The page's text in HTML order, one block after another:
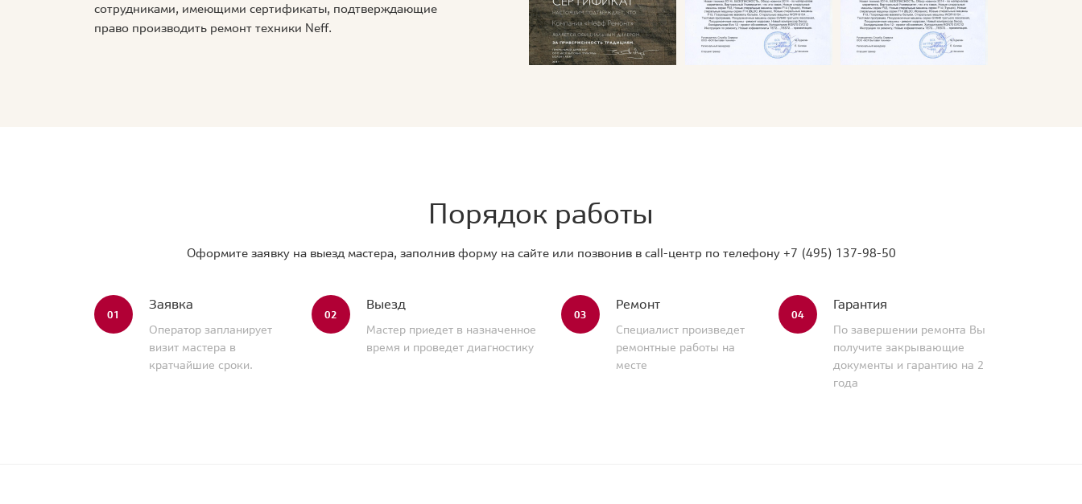
сотрудниками, имеющими сертификаты, подтверждающие
право производить ремонт техники Neff.
Порядок работы
Оформите заявку на выезд мастера, заполнив форму на сайте или позвонив в call-центр по телефону +7 (495) 137-98-50
01
Заявка
Оператор запланирует
визит мастера в
кратчайшие сроки.
02
Выезд
Мастер приедет в назначенное
время и проведет диагностику
03
Ремонт
Специалист произведет
ремонтные работы на
месте
04
Гарантия
По завершении ремонта Вы
получите закрывающие
документы и гарантию на 2
года